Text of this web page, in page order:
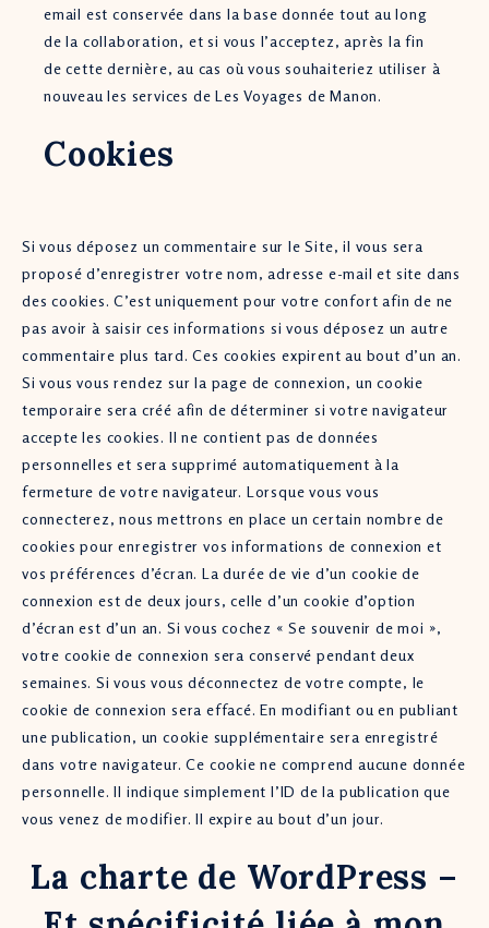
email est conservée dans la base donnée tout au long
de la collaboration, et si vous l’acceptez, après la fin
de cette dernière, au cas où vous souhaiteriez utiliser à
nouveau les services de Les Voyages de Manon.
Cookies
Si vous déposez un commentaire sur le Site, il vous sera
proposé d’enregistrer votre nom, adresse e-mail et site dans
des cookies. C’est uniquement pour votre confort afin de ne
pas avoir à saisir ces informations si vous déposez un autre
commentaire plus tard. Ces cookies expirent au bout d’un an.
Si vous vous rendez sur la page de connexion, un cookie
temporaire sera créé afin de déterminer si votre navigateur
accepte les cookies. Il ne contient pas de données
personnelles et sera supprimé automatiquement à la
fermeture de votre navigateur. Lorsque vous vous
connecterez, nous mettrons en place un certain nombre de
cookies pour enregistrer vos informations de connexion et
vos préférences d’écran. La durée de vie d’un cookie de
connexion est de deux jours, celle d’un cookie d’option
d’écran est d’un an. Si vous cochez « Se souvenir de moi »,
votre cookie de connexion sera conservé pendant deux
semaines. Si vous vous déconnectez de votre compte, le
cookie de connexion sera effacé. En modifiant ou en publiant
une publication, un cookie supplémentaire sera enregistré
dans votre navigateur. Ce cookie ne comprend aucune donnée
personnelle. Il indique simplement l’ID de la publication que
vous venez de modifier. Il expire au bout d’un jour.
La charte de WordPress –